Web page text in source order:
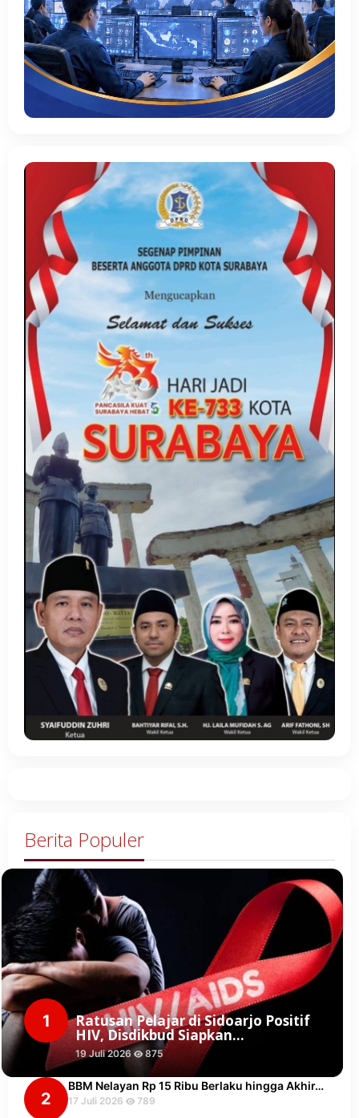
Berita Populer
1 Ratusan Pelajar di Sidoarjo Positif
HIV, Disdikbud Siapkan…
19 Juli 2026 875
2
BBM Nelayan Rp 15 Ribu Berlaku hingga Akhir…
17 Juli 2026 789